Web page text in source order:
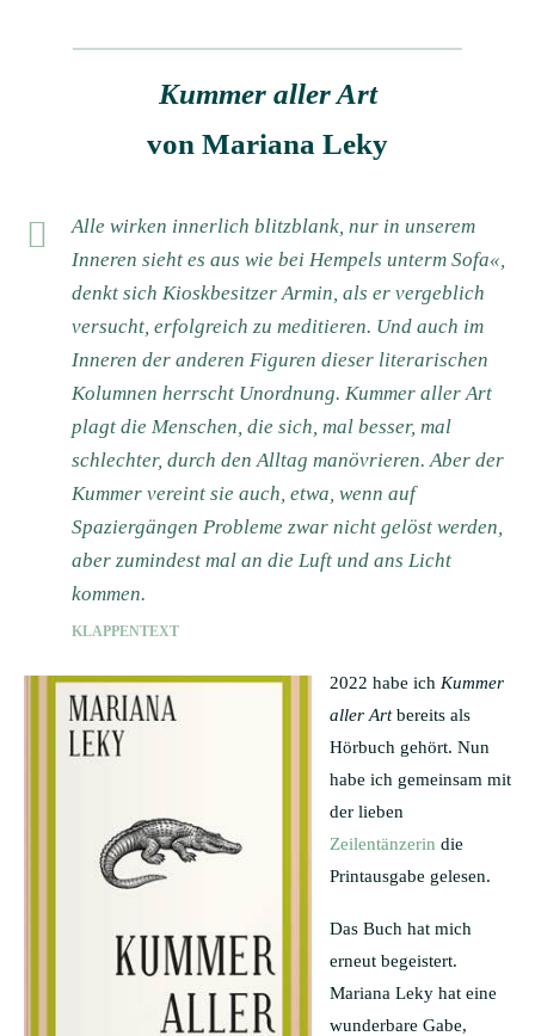
Kummer aller Art
von Mariana Leky
Alle wirken innerlich blitzblank, nur in unserem
Inneren sieht es aus wie bei Hempels unterm Sofa«,
denkt sich Kioskbesitzer Armin, als er vergeblich
versucht, erfolgreich zu meditieren. Und auch im
Inneren der anderen Figuren dieser literarischen
Kolumnen herrscht Unordnung. Kummer aller Art
plagt die Menschen, die sich, mal besser, mal
schlechter, durch den Alltag manövrieren. Aber der
Kummer vereint sie auch, etwa, wenn auf
Spaziergängen Probleme zwar nicht gelöst werden,
aber zumindest mal an die Luft und ans Licht
kommen.
KLAPPENTEXT
2022 habe ich Kummer
aller Artbereits als
Hörbuch gehört. Nun
habe ich gemeinsam mit
der lieben
Zeilentänzerin die
Printausgabe gelesen.
Das Buch hat mich
erneut begeistert.
Mariana Leky hat eine
wunderbare Gabe,